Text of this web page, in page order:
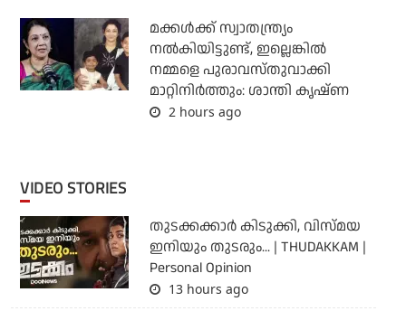
മക്കൾക്ക് സ്വാതന്ത്ര്യം
നൽകിയിട്ടുണ്ട്, ഇല്ലെങ്കിൽ
നമ്മളെ പുരാവസ്തുവാക്കി
മാറ്റിനിർത്തും: ശാന്തി കൃഷ്ണ
2 hours ago
VIDEO STORIES
തുടക്കക്കാര്‍ കിടുക്കി, വിസ്മയ
ഇനിയും തുടരും... | THUDAKKAM |
Personal Opinion
13 hours ago